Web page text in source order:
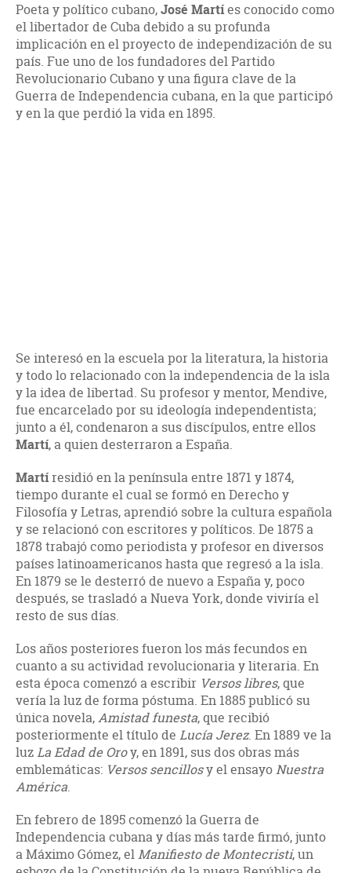
Poeta y político cubano,José Martíes conocido como
el libertador de Cuba debido a su profunda
implicación en el proyecto de independización de su
país. Fue uno de los fundadores del Partido
Revolucionario Cubano y una figura clave de la
Guerra de Independencia cubana, en la que participó
y en la que perdió la vida en 1895.
Se interesó en la escuela por la literatura, la historia
y todo lo relacionado con la independencia de la isla
y la idea de libertad. Su profesor y mentor, Mendive,
fue encarcelado por su ideología independentista;
junto a él, condenaron a sus discípulos, entre ellos
Martí, a quien desterraron a España.
Martíresidió en la península entre 1871 y 1874,
tiempo durante el cual se formó en Derecho y
Filosofía y Letras, aprendió sobre la cultura española
y se relacionó con escritores y políticos. De 1875 a
1878 trabajó como periodista y profesor en diversos
países latinoamericanos hasta que regresó a la isla.
En 1879 se le desterró de nuevo a España y, poco
después, se trasladó a Nueva York, donde viviría el
resto de sus días.
Los años posteriores fueron los más fecundos en
cuanto a su actividad revolucionaria y literaria. En
esta época comenzó a escribir Versos libres, que
vería la luz de forma póstuma. En 1885 publicó su
única novela,Amistad funesta, que recibió
posteriormente el título de Lucía Jerez. En 1889 ve la
luzLa Edad de Oroy, en 1891, sus dos obras más
emblemáticas: Versos sencillosy el ensayoNuestra
América.
En febrero de 1895 comenzó la Guerra de
Independencia cubana y días más tarde firmó, junto
a Máximo Gómez, elManifiesto de Montecristi, un